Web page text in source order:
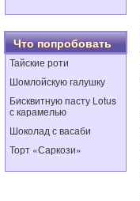
Что попробовать
Тайские роти
Шомлойскую галушку
Бисквитную пасту Lotus
с карамелью
Шоколад с васаби
Торт «Саркози»